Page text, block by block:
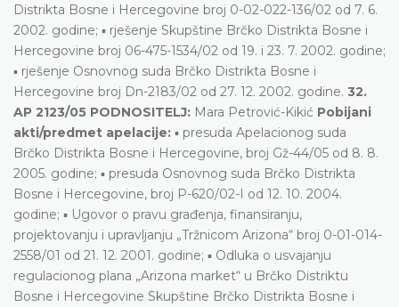
Distrikta Bosne i Hercegovine broj 0-02-022-136/02 od 7. 6.
2002. godine; ▪ rješenje Skupštine Brčko Distrikta Bosne i
Hercegovine broj 06-475-1534/02 od 19. i 23. 7. 2002. godine;
▪ rješenje Osnovnog suda Brčko Distrikta Bosne i
Hercegovine broj Dn-2183/02 od 27. 12. 2002. godine. 32.
AP 2123/05 PODNOSITELJ: Mara Petrović-Kikić Pobijani
akti/predmet apelacije: ▪ presuda Apelacionog suda
Brčko Distrikta Bosne i Hercegovine, broj Gž-44/05 od 8. 8.
2005. godine; ▪ presuda Osnovnog suda Brčko Distrikta
Bosne i Hercegovine, broj P-620/02-I od 12. 10. 2004.
godine; ▪ Ugovor o pravu građenja, finansiranju,
projektovanju i upravljanju „Tržnicom Arizona“ broj 0-01-014-
2558/01 od 21. 12. 2001. godine; ▪ Odluka o usvajanju
regulacionog plana „Arizona market“ u Brčko Distriktu
Bosne i Hercegovine Skupštine Brčko Distrikta Bosne i